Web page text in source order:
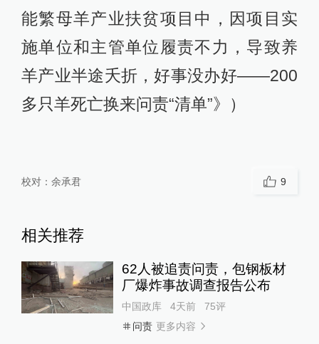
能繁母羊产业扶贫项目中，因项目实
施单位和主管单位履责不力，导致养
羊产业半途夭折，好事没办好——200
多只羊死亡换来问责“清单”》）
校对： 余承君 9
相关推荐
62人被追责问责，包钢板材
厂爆炸事故调查报告公布
中国政库 4天前 75评
问责 更多内容